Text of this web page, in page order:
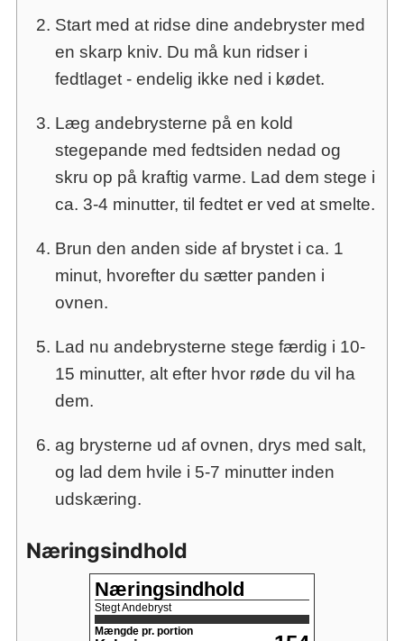
Start med at ridse dine andebryster med
en skarp kniv. Du må kun ridser i
fedtlaget - endelig ikke ned i kødet.
Læg andebrysterne på en kold
stegepande med fedtsiden nedad og
skru op på kraftig varme. Lad dem stege i
ca. 3-4 minutter, til fedtet er ved at smelte.
Brun den anden side af brystet i ca. 1
minut, hvorefter du sætter panden i
ovnen.
Lad nu andebrysterne stege færdig i 10-
15 minutter, alt efter hvor røde du vil ha
dem.
ag brysterne ud af ovnen, drys med salt,
og lad dem hvile i 5-7 minutter inden
udskæring.
Næringsindhold
Næringsindhold
Stegt Andebryst
Mængde pr. portion